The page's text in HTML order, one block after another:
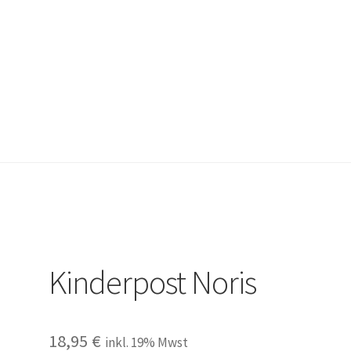
Kinderpost Noris
18,95 € inkl. 19% Mwst